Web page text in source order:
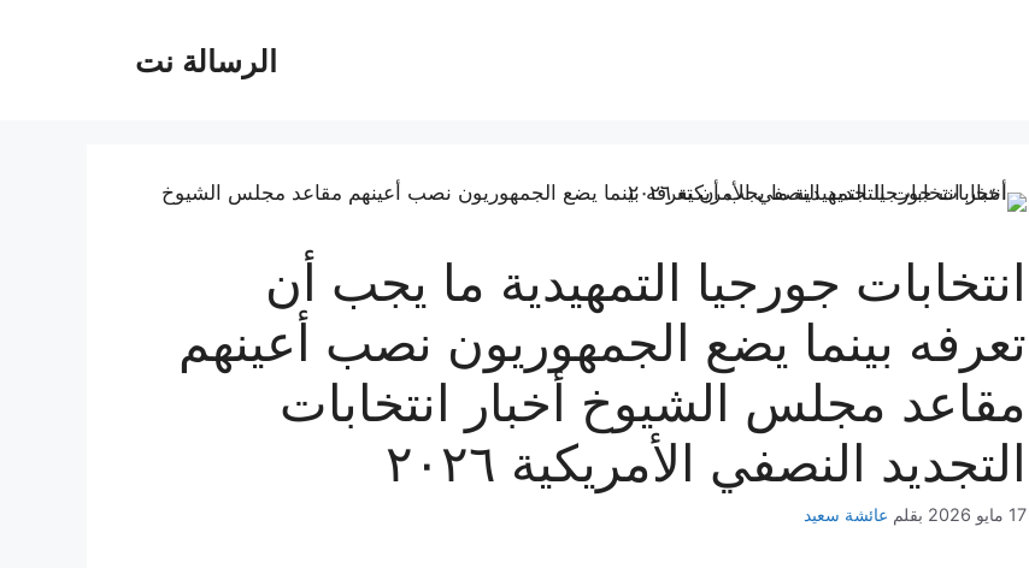
الرسالة نت
انتخابات جورجيا التمهيدية ما يجب أن
تعرفه بينما يضع الجمهوريون نصب أعينهم
مقاعد مجلس الشيوخ أخبار انتخابات
التجديد النصفي الأمريكية ٢٠٢٦
17 مايو 2026 بقلم عائشة سعيد